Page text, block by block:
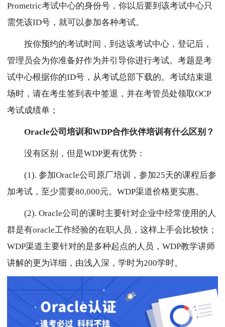
Prometric考试中心的身份号，你以后要到该考试中心只
需凭该ID号，就可以参加各种考试。
按你预约的考试时间，到达该考试中心，登记后，
管理员会为你准备好作为并引导你进行考试。考题是考
试中心根据你的ID号，从考试总部下载的。考试结束退
场时，请在考生签到表中签退，并在考管员处领取OCP
考试成绩单；
Oracle公司培训和WDP合作伙伴培训有什么区别？
没有区别，但是WDP更有优势：
(1). 参加Oracle公司原厂培训，参加25天的课程后参
加考试，至少需要80,000元。WDP渠道价格更实惠。
(2). Oracle公司的课时主要针对企业中经常使用的人
群是有oracle工作经验的在职人员，这样上手会比较快；
WDP渠道主要针对的是多种起点的人员，WDP教学讲师
讲解的更为详细，由浅入深，学时为200学时。